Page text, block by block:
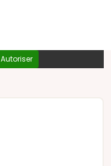
Autoriser